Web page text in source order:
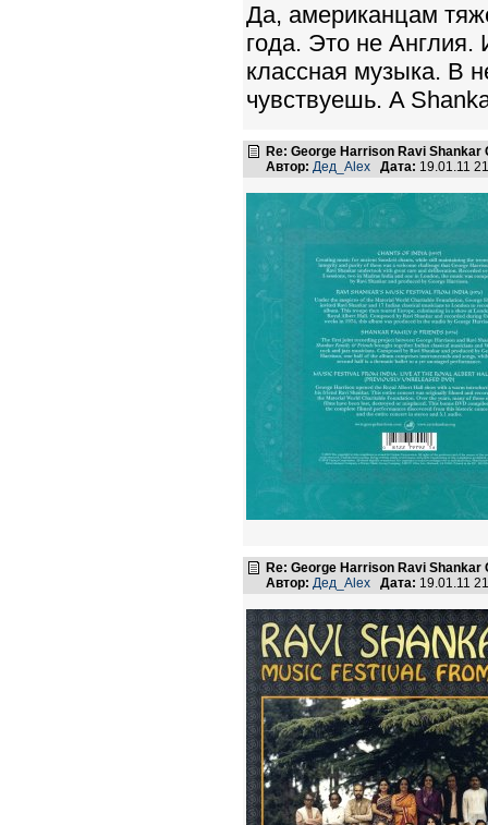
Да, американцам
года. Это не
классная музыка. В
чувствуешь. A
Re: George Harrison Ravi
Автор: Дед_Alex Дата: 19.01.11
Re: George Harrison Ravi
Автор: Дед_Alex Дата: 19.01.11